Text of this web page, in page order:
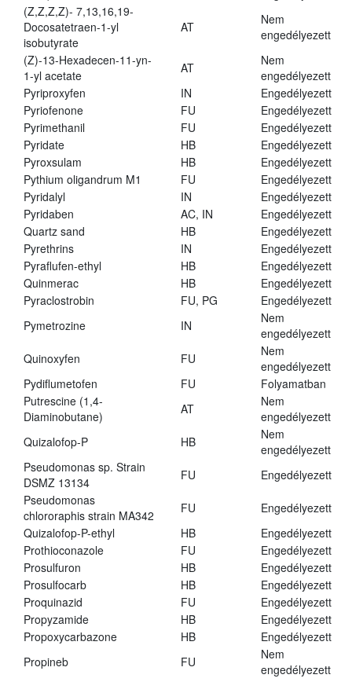
(Z,Z,Z,Z)- 7,13,16,19-
Docosatetraen-1-yl
isobutyrate
AT
Nem
engedélyezett
(Z)-13-Hexadecen-11-yn-
1-yl acetate
AT
Nem
engedélyezett
Pyriproxyfen
IN
Engedélyezett
Pyriofenone
FU
Engedélyezett
Pyrimethanil
FU
Engedélyezett
Pyridate
HB
Engedélyezett
Pyroxsulam
HB
Engedélyezett
Pythium oligandrum M1
FU
Engedélyezett
Pyridalyl
IN
Engedélyezett
Pyridaben
AC, IN
Engedélyezett
Quartz sand
HB
Engedélyezett
Pyrethrins
IN
Engedélyezett
Pyraflufen-ethyl
HB
Engedélyezett
Quinmerac
HB
Engedélyezett
Pyraclostrobin
FU, PG
Engedélyezett
Pymetrozine
IN
Nem
engedélyezett
Quinoxyfen
FU
Nem
engedélyezett
Pydiflumetofen
FU
Folyamatban
Putrescine (1,4-
Diaminobutane)
AT
Nem
engedélyezett
Quizalofop-P
HB
Nem
engedélyezett
Pseudomonas sp. Strain
DSMZ 13134
FU
Engedélyezett
Pseudomonas
chlororaphis strain MA342
FU
Engedélyezett
Quizalofop-P-ethyl
HB
Engedélyezett
Prothioconazole
FU
Engedélyezett
Prosulfuron
HB
Engedélyezett
Prosulfocarb
HB
Engedélyezett
Proquinazid
FU
Engedélyezett
Propyzamide
HB
Engedélyezett
Propoxycarbazone
HB
Engedélyezett
Propineb
FU
Nem
engedélyezett